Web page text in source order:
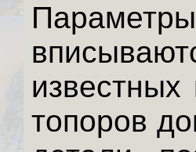
известных
топоров